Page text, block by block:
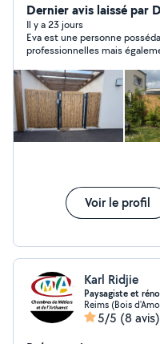
Dernier avis laissé par
Il y a 23 jours
Eva est une personne
professionnelles mais
meilleurs délais. Je
Voir le profil
Karl Ridjie
Paysagiste et
Reims (Bois
5/5 (8 avis)